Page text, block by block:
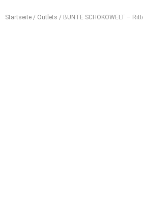
Startseite / Outlets / BUNTE SCHOKOWELT –